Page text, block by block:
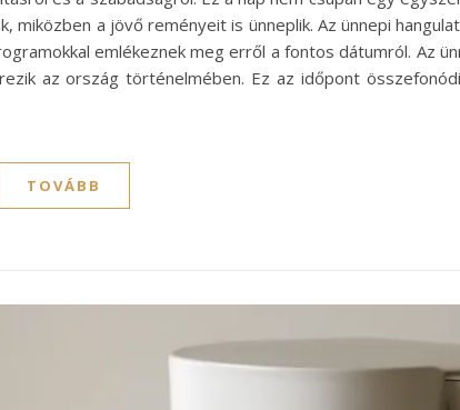
a jövő reményeit is ünneplik. Az ünnepi
emlékeznek meg erről a fontos dátumról. Az
az ország történelmében. Ez az időpont
TOVÁBB